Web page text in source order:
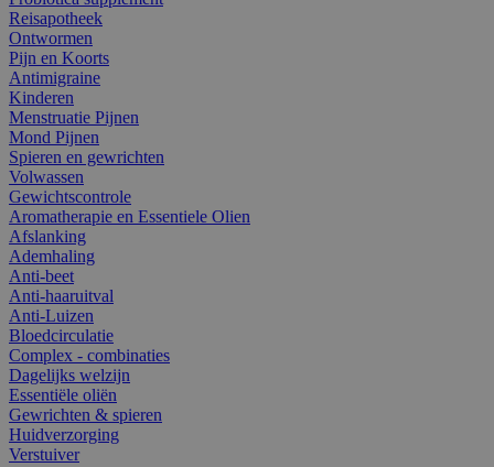
Reisapotheek
Ontwormen
Pijn en Koorts
Antimigraine
Kinderen
Menstruatie Pijnen
Mond Pijnen
Spieren en gewrichten
Volwassen
Gewichtscontrole
Aromatherapie en Essentiele Olien
Afslanking
Ademhaling
Anti-beet
Anti-haaruitval
Anti-Luizen
Bloedcirculatie
Complex - combinaties
Dagelijks welzijn
Essentiële oliën
Gewrichten & spieren
Huidverzorging
Verstuiver